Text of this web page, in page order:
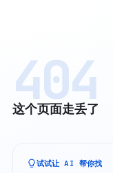
404
这个页面走丢了
试试让 AI 帮你找